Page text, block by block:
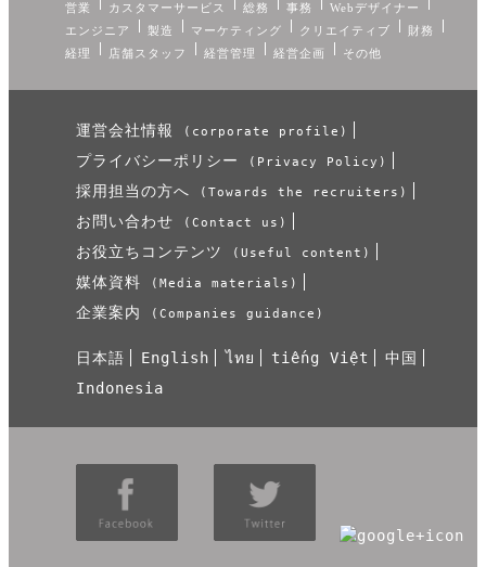
営業 カスタマーサービス 総務 事務
Webデザイナー
エンジニア
製造 マーケティング クリエイティブ
財務
経理
店舗スタッフ 経営管理 経営企画 その他
運営会社情報 (corporate profile)
プライバシーポリシー (Privacy Policy)
採用担当の方へ (Towards the recruiters)
お問い合わせ (Contact us)
お役立ちコンテンツ (Useful content)
媒体資料 (Media materials)
企業案内 (Companies guidance)
日本語 English ไทย tiếng Việt
中国
Indonesia